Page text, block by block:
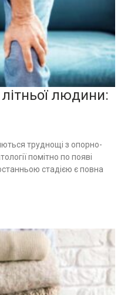
людини:
труднощі з опорно-
помітно по появі
стадією є повна